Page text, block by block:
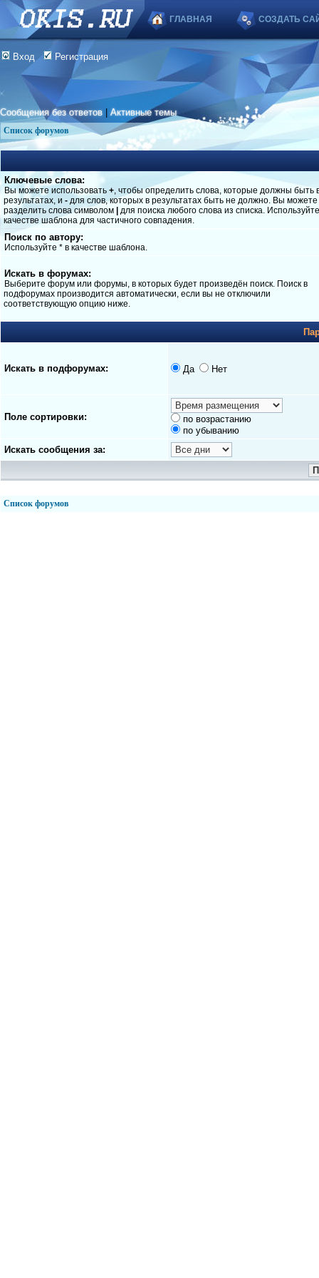
ГЛАВНАЯ СОЗДАТЬ
Вход Регистрация
Сообщения без ответов |Активные темы
Список форумов
Ключевые слова:
Вы можете использовать +, чтобы определить слова, которые должны быть
результатах, и - для слов, которых в результатах быть не должно. Вы можете
разделить слова символом
для поиска любого слова из списка.
качестве шаблона для частичного совпадения.
Поиск по автору:
Используйте * в качестве шаблона.
Искать в форумах:
Выберите форум или форумы, в которых будет произведён поиск. Поиск в
подфорумах производится автоматически, если вы не отключили
соответствующую опцию ниже.
Искать в подфорумах: Да Нет
Поле сортировки:
по возрастанию
по убыванию
Искать сообщения за:
Список форумов